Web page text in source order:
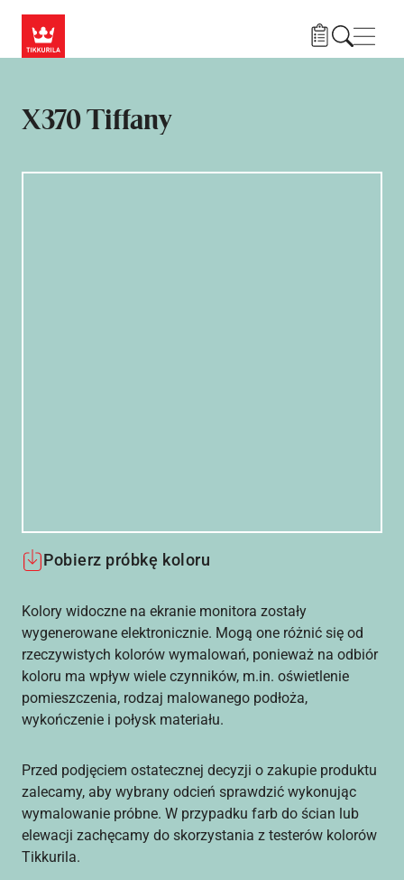
X370 Tiffany
Pobierz próbkę koloru
Kolory widoczne na ekranie monitora zostały
wygenerowane elektronicznie. Mogą one różnić się od
rzeczywistych kolorów wymalowań, ponieważ na odbiór
koloru ma wpływ wiele czynników, m.in. oświetlenie
pomieszczenia, rodzaj malowanego podłoża,
wykończenie i połysk materiału.
Przed podjęciem ostatecznej decyzji o zakupie produktu
zalecamy, aby wybrany odcień sprawdzić wykonując
wymalowanie próbne. W przypadku farb do ścian lub
elewacji zachęcamy do skorzystania z testerów kolorów
Tikkurila.